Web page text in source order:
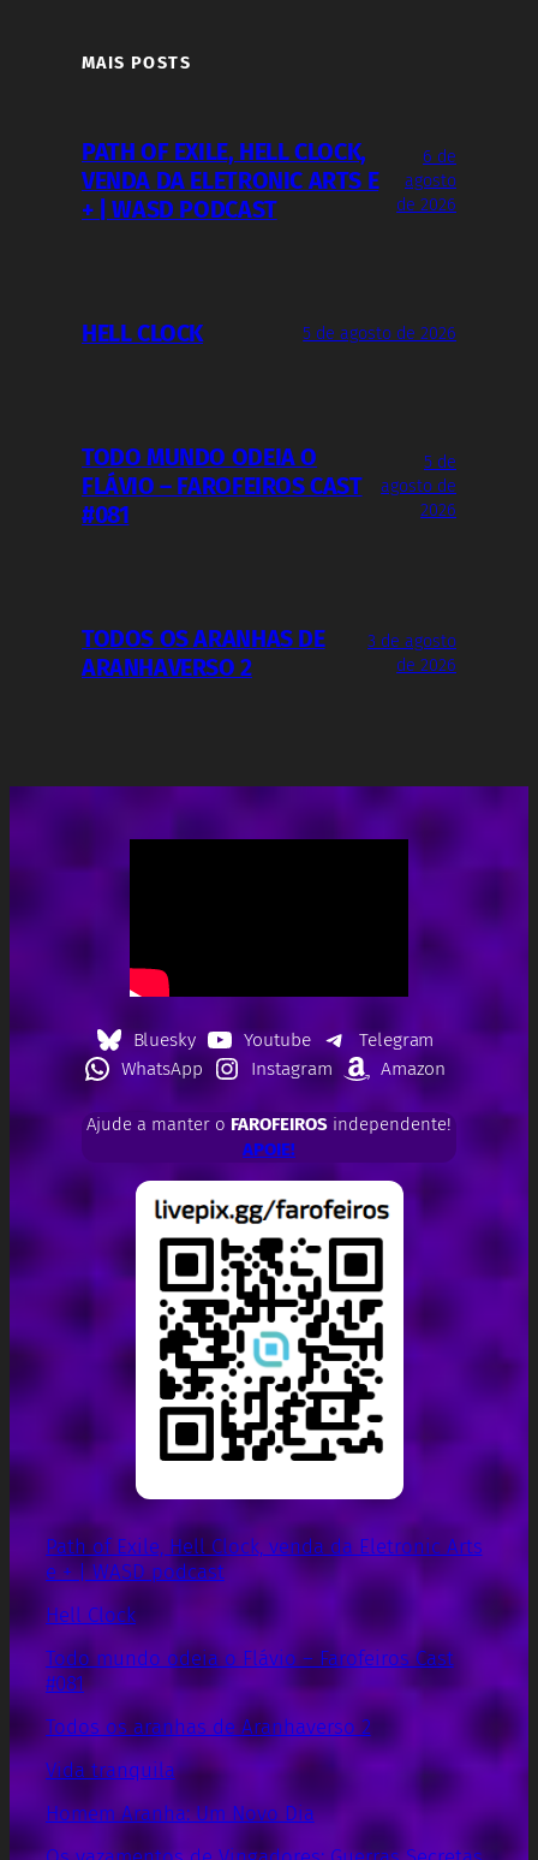
MAIS POSTS
PATH OF EXILE, HELL CLOCK,
VENDA DA ELETRONIC ARTS E
+ | WASD PODCAST
6 de
agosto
de 2026
HELL CLOCK 5 de agosto de 2026
TODO MUNDO ODEIA O
FLÁVIO – FAROFEIROS CAST
#081
5 de
agosto de
2026
TODOS OS ARANHAS DE
ARANHAVERSO 2
3 de agosto
de 2026
Bluesky Youtube
Telegram
WhatsApp
Instagram Amazon
Ajude a manter o FAROFEIROSindependente!
APOIE!
Path of Exile, Hell Clock, venda da Eletronic Arts
e + | WASD podcast
Hell Clock
Todo mundo odeia o Flávio – Farofeiros Cast
#081
Todos os aranhas de Aranhaverso 2
Vida tranquila
Homem Aranha: Um Novo Dia